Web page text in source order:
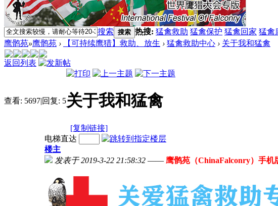
搜索 搜索 热搜: 猛禽救助 猛禽保护 猛禽回家 猛禽
鹰鹘苑»鹰鹘苑 › 【可持续鹰猎】救助、放生 › 猛禽救助中心 › 关于我和猛禽
返回列表
查看: 5697|回复: 5关于我和猛禽
[复制链接]
电梯直达
楼主
发表于 2019-3-22 21:58:32 —— 鹰鹘苑（ChinaFalconry）手机